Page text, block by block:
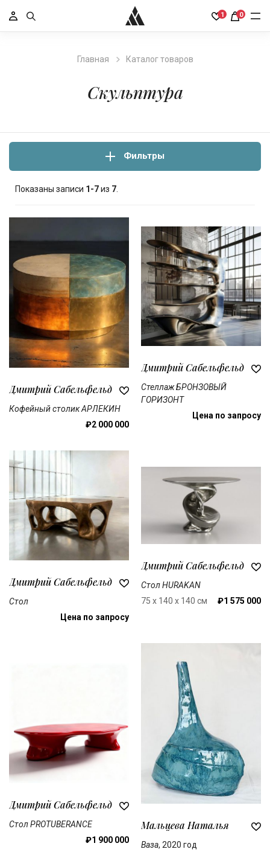
1 0
Главная Каталог товаров
Скульптура
Фильтры
Показаны записи 1-7из 7
Дмитрий Сабельфельд
Кофейный столик АРЛЕКИН
₽2 000 000
Дмитрий Сабельфельд
Стеллаж БРОНЗОВЫЙ
ГОРИЗОНТ
Цена по запросу
Дмитрий Сабельфельд
Стол
Цена по запросу
Дмитрий Сабельфельд
Стол HURAKAN
75 x 140 х 140 см
₽1 575 000
Дмитрий Сабельфельд
Стол PROTUBERANCE
₽1 900 000
Мальцева Наталья
Ваза, 2020 год